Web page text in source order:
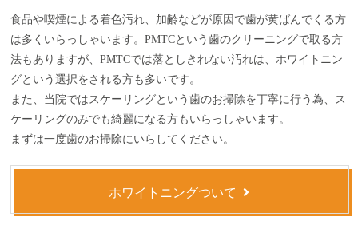
食品や喫煙による着色汚れ、加齢などが原因で歯が黄ばんでくる方
は多くいらっしゃいます。PMTCという歯のクリーニングで取る方
法もありますが、PMTCでは落としきれない汚れは、ホワイトニン
グという選択をされる方も多いです。
また、当院ではスケーリングという歯のお掃除を丁寧に行う為、ス
ケーリングのみでも綺麗になる方もいらっしゃいます。
まずは一度歯のお掃除にいらしてください。
ホワイトニングついて